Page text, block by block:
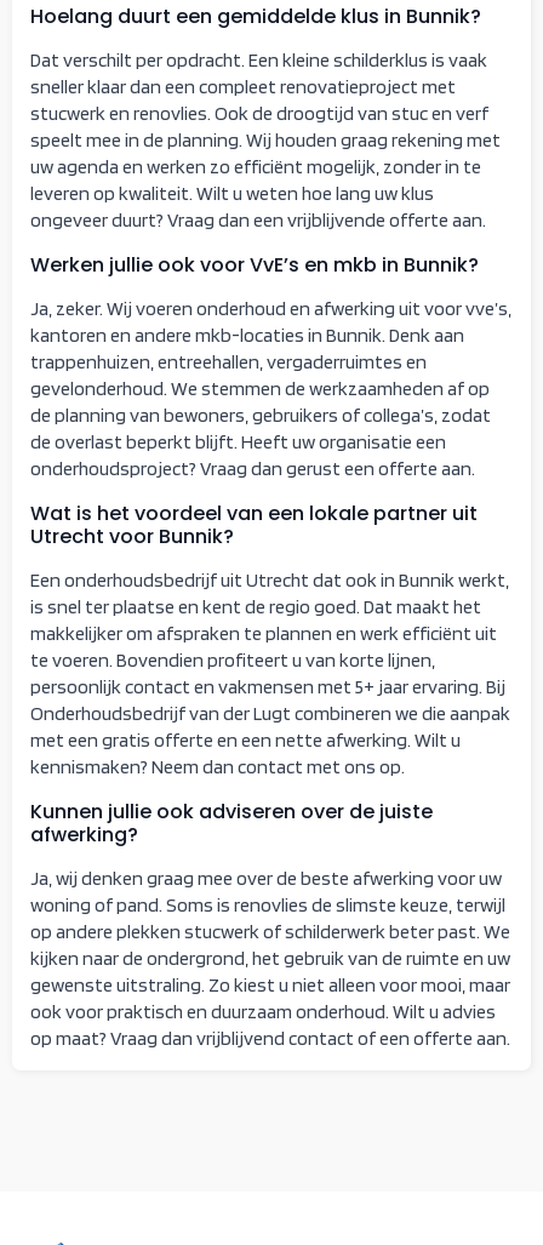
Hoelang duurt een gemiddelde klus in Bunnik?
Dat verschilt per opdracht. Een kleine schilderklus is vaak
sneller klaar dan een compleet renovatieproject met
stucwerk en renovlies. Ook de droogtijd van stuc en verf
speelt mee in de planning. Wij houden graag rekening met
uw agenda en werken zo efficiënt mogelijk, zonder in te
leveren op kwaliteit. Wilt u weten hoe lang uw klus
ongeveer duurt? Vraag dan een vrijblijvende offerte aan.
Werken jullie ook voor VvE’s en mkb in Bunnik?
Ja, zeker. Wij voeren onderhoud en afwerking uit voor vve’s,
kantoren en andere mkb-locaties in Bunnik. Denk aan
trappenhuizen, entreehallen, vergaderruimtes en
gevelonderhoud. We stemmen de werkzaamheden af op
de planning van bewoners, gebruikers of collega’s, zodat
de overlast beperkt blijft. Heeft uw organisatie een
onderhoudsproject? Vraag dan gerust een offerte aan.
Wat is het voordeel van een lokale partner uit
Utrecht voor Bunnik?
Een onderhoudsbedrijf uit Utrecht dat ook in Bunnik werkt,
is snel ter plaatse en kent de regio goed. Dat maakt het
makkelijker om afspraken te plannen en werk efficiënt uit
te voeren. Bovendien profiteert u van korte lijnen,
persoonlijk contact en vakmensen met 5+ jaar ervaring. Bij
Onderhoudsbedrijf van der Lugt combineren we die aanpak
met een gratis offerte en een nette afwerking. Wilt u
kennismaken? Neem dan contact met ons op.
Kunnen jullie ook adviseren over de juiste
afwerking?
Ja, wij denken graag mee over de beste afwerking voor uw
woning of pand. Soms is renovlies de slimste keuze, terwijl
op andere plekken stucwerk of schilderwerk beter past. We
kijken naar de ondergrond, het gebruik van de ruimte en uw
gewenste uitstraling. Zo kiest u niet alleen voor mooi, maar
ook voor praktisch en duurzaam onderhoud. Wilt u advies
op maat? Vraag dan vrijblijvend contact of een offerte aan.